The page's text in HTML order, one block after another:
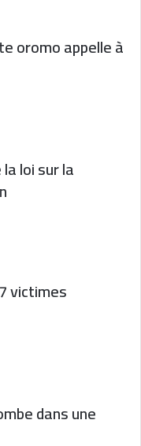
oromo appelle à
loi sur la
victimes
dans une